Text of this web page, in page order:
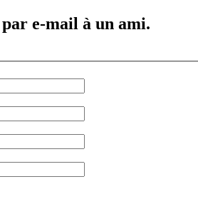
e-mail à un ami.